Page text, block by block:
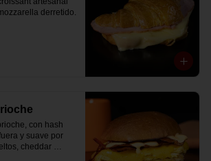
derretido.
con hash
y suave por
cheddar